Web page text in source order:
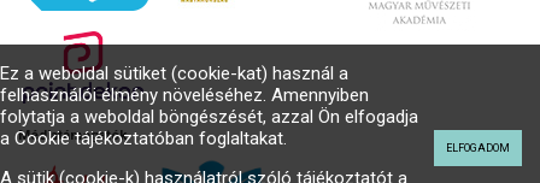
Médiatámogatók
Ez a weboldal sütiket (cookie-kat) használ a
felhasználói élmény növeléséhez. Amennyiben
folytatja a weboldal böngészését, azzal Ön elfogadja
a Cookie tájékoztatóban foglaltakat.
A sütik (cookie-k) használatról szóló tájékoztatót a
ELFOGADOM